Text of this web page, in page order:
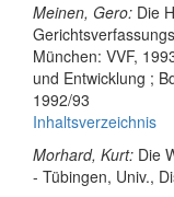
Meinen, Gero: Die
München: VVF,
und Entwicklung ;
1992/93
Inhaltsverzeichnis
Morhard, Kurt: Die
- Tübingen, Univ.,